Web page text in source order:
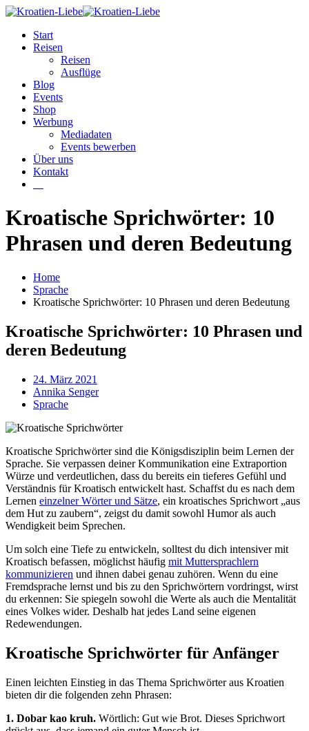
Start
Reisen
Reisen
Ausflüge
Blog
Events
Shop
Werbung
Mediadaten
Events bewerben
Über uns
Kontakt
Kroatische Sprichwörter: 10
Phrasen und deren Bedeutung
Home
Sprache
Kroatische Sprichwörter: 10 Phrasen und deren Bedeutung
Kroatische Sprichwörter: 10 Phrasen und
deren Bedeutung
24. März 2021
Annika Senger
Sprache
Kroatische Sprichwörter sind die Königsdisziplin beim Lernen der
Sprache. Sie verpassen deiner Kommunikation eine Extraportion
Würze und verdeutlichen, dass du bereits ein tieferes Gefühl und
Verständnis für Kroatisch entwickelt hast. Schaffst du es nach dem
Lernen einzelner Wörter und Sätze, ein kroatisches Sprichwort „aus
dem Hut zu zaubern“, zeigst du damit sowohl Humor als auch
Wendigkeit beim Sprechen.
Um solch eine Tiefe zu entwickeln, solltest du dich intensiver mit
Kroatisch befassen, möglichst häufig mit Muttersprachlern
kommunizieren und ihnen dabei genau zuhören. Wenn du eine
Fremdsprache lernst und bis zu den Sprichwörtern vordringst, wirst
du erkennen: Sie spiegeln sowohl die Werte als auch die Mentalität
eines Volkes wider. Deshalb hat jedes Land seine eigenen
Redewendungen.
Kroatische Sprichwörter für Anfänger
Einen leichten Einstieg in das Thema Sprichwörter aus Kroatien
bieten dir die folgenden zehn Phrasen:
1. Dobar kao kruh. Wörtlich: Gut wie Brot. Dieses Sprichwort